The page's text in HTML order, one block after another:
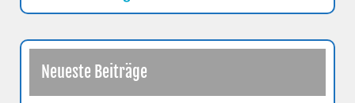
Neueste Beiträge